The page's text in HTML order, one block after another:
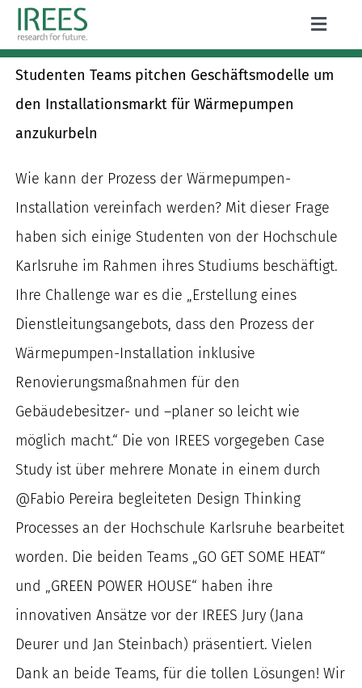
Zum
Inhalt
springen
Toggle
ÜBER UNS
LEISTUNGEN
PROJEKTE
PUBLIKATIONEN
KARRIERE
Suche
nach:
Studenten Teams pitchen Geschäftsmodelle um
den Installationsmarkt für Wärmepumpen
anzukurbeln
Wie kann der Prozess der Wärmepumpen-
Installation vereinfach werden? Mit dieser Frage
haben sich einige Studenten von der Hochschule
Karlsruhe im Rahmen ihres Studiums beschäftigt.
Ihre Challenge war es die „Erstellung eines
Dienstleitungsangebots, dass den Prozess der
Wärmepumpen-Installation inklusive
Renovierungsmaßnahmen für den
Gebäudebesitzer- und –planer so leicht wie
möglich macht.“ Die von IREES vorgegeben Case
Study ist über mehrere Monate in einem durch
@Fabio Pereira begleiteten Design Thinking
Processes an der Hochschule Karlsruhe bearbeitet
worden. Die beiden Teams „GO GET SOME HEAT“
und „GREEN POWER HOUSE“ haben ihre
innovativen Ansätze vor der IREES Jury (Jana
Deurer und Jan Steinbach) präsentiert. Vielen
Dank an beide Teams, für die tollen Lösungen! Wir